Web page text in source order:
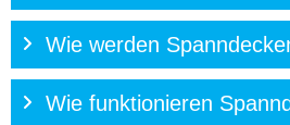
Wie werden
Wie funktionieren